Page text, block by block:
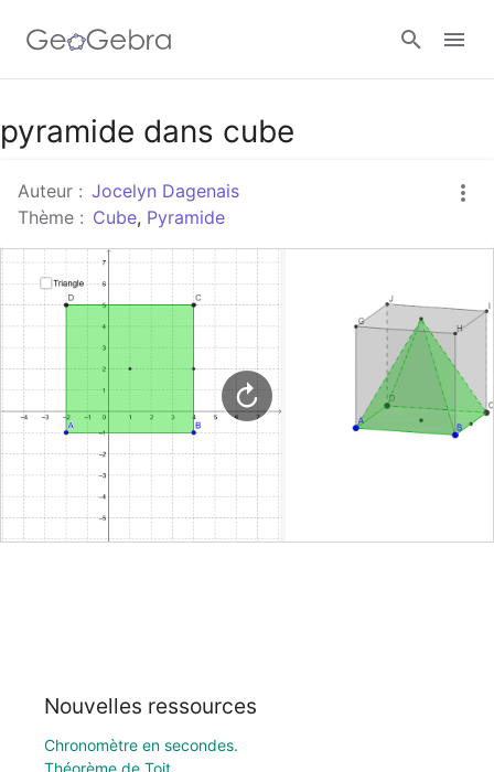
Google Classroom
Classe GeoGebra
Se connecter
pyramide dans cube
Auteur : Jocelyn Dagenais
Thème : Cube, Pyramide
Nouvelles ressources
Chronomètre en secondes.
Théorème de Toit